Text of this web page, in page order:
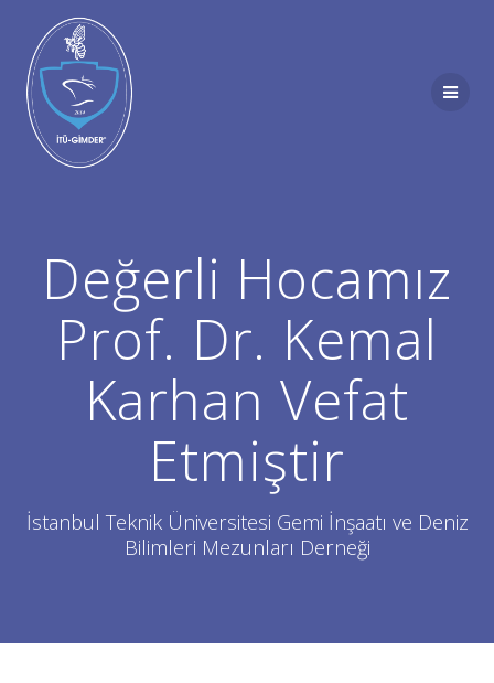
Değerli Hocamız
Prof. Dr. Kemal
Karhan Vefat
Etmiştir
İstanbul Teknik Üniversitesi Gemi İnşaatı ve Deniz
Bilimleri Mezunları Derneği